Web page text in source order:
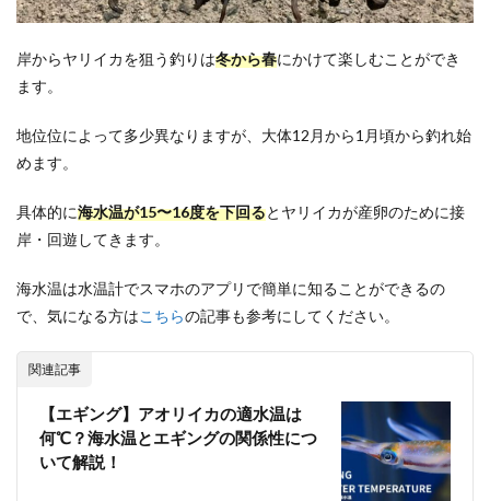
岸からヤリイカを狙う釣りは冬から春にかけて楽しむことができ
ます。
地位位によって多少異なりますが、大体12月から1月頃から釣れ始
めます。
具体的に海水温が15〜16度を下回るとヤリイカが産卵のために接
岸・回遊してきます。
海水温は水温計でスマホのアプリで簡単に知ることができるの
で、気になる方はこちらの記事も参考にしてください。
関連記事
【エギング】アオリイカの適水温は
何℃？海水温とエギングの関係性につ
いて解説！